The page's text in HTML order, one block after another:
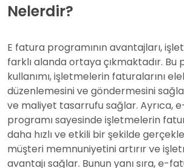
Nelerdir?
E fatura programının avantajları,
farklı alanda ortaya çıkmaktadır. Bu
kullanımı, işletmelerin faturalarını
düzenlemesini ve göndermesini
ve maliyet tasarrufu sağlar. Ayrıca,
programı sayesinde işletmelerin
daha hızlı ve etkili bir şekilde
müşteri memnuniyetini artırır ve
avantajı sağlar. Bunun yanı sıra, e-